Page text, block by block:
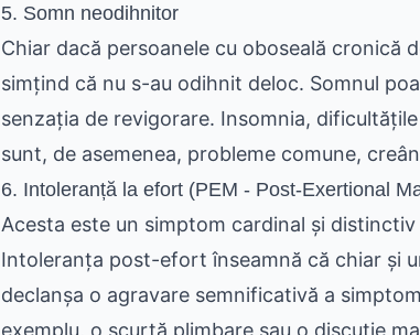
5. Somn neodihnitor
Chiar dacă persoanele cu oboseală cronică
simțind că nu s-au odihnit deloc. Somnul
senzația de revigorare. Insomnia,
sunt, de asemenea, probleme comune,
6. Intoleranță la efort (PEM - Post-Exertional
Acesta este un simptom cardinal și
Intoleranța post-efort înseamnă că chiar și
declanșa o agravare semnificativă a
exemplu, o scurtă plimbare sau o discuție